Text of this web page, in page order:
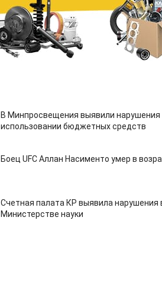
В Минпросвещения выявили нарушения
использовании бюджетных средств
Боец UFC Аллан Насименто умер в
Счетная палата КР выявила нарушения
Министерстве науки